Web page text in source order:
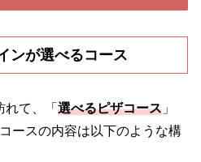
ンが選べるコース
て、「 選べるピザコース 」
ースの内容は以下のような構